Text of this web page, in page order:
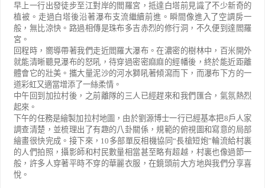
早上一行出發徒步至江對岸的閻羅宮，抵達白塔前見識了不少新奇的
植被。走過白塔後沿著瀑布支流繼續前進。瞬間像進入了空調房一
般，無比涼快。路過相傳是珠布多吉赤烈的修行洞，不久便到達閻羅
宮。
回程時，嚮導帶著我們走近閻羅大瀑布。在濃密的樹林中，百米開外
就能清晰聽見瀑布的怒吼，待穿過密密麻麻的經幡後，終於能近距離
體會它的壯美。攜大量泥沙的河水獅吼著傾瀉而下，而瀑布下方的一
道彩虹又適當增添了一絲柔情。
中午回到加拉村後，之前離隊的三人已經趕來和我們匯合，氣氛熱烈
起來。
下午的任務是繪製加拉村地圖，由於劉源博士一行已經基本把8戶人家
調查清楚，並梳理出了有趣的八卦關係，規範的俯視圖和寫意的局部
繪畫很快完成。接下來， 10 多部單反相機協同“長槍短炮”輪流給村裏
的人們拍照，攝影師和村民數量相當甚至略有超越，村裏也像過節一
般，許多人穿著平時不穿的華麗衣服，在鏡頭前大方地與我們分享喜
悅。